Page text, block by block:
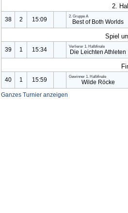
2.
38 2 15:09 2. Gruppe A
Best of Both Worlds
Spiel
39 1 15:34 Verlierer 1. Halbfinale
Die Leichten Athleten
40 1 15:59 Gewinner 1. Halbfinale
Wilde Röcke
Ganzes Turnier anzeigen